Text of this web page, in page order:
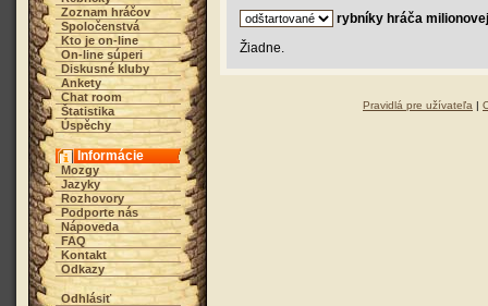
Zoznam hráčov
Spoločenstvá
Kto je on-line
On-line súperi
Diskusné kluby
Ankety
Chat room
Štatistika
Úspěchy
Informácie
Mozgy
Jazyky
Rozhovory
Podporte nás
Nápoveda
FAQ
Kontakt
Odkazy
Odhlásiť
rybníky hráča
Žiadne.
Pravidlá pre užívateľa |